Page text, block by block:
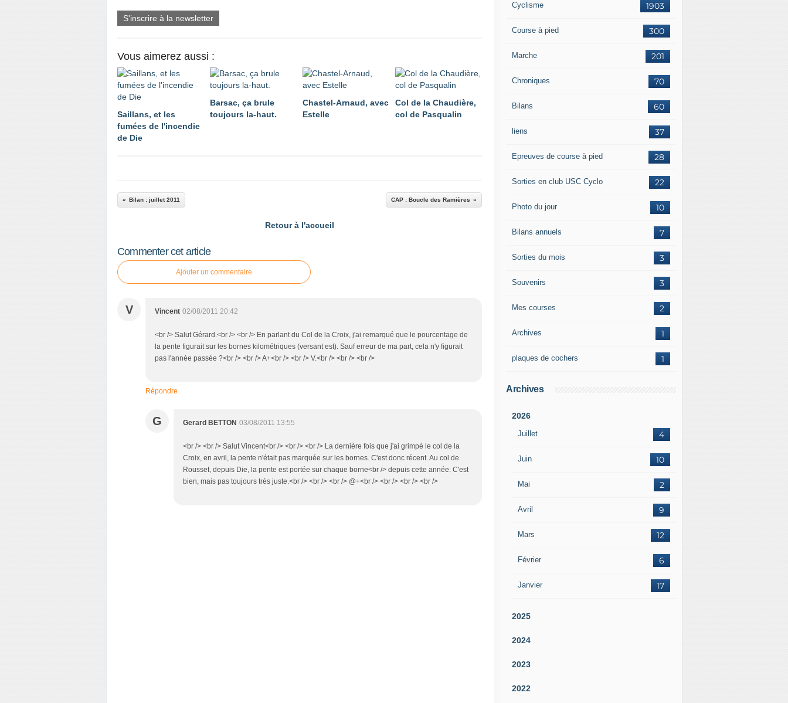
S'inscrire à la newsletter
Vous aimerez aussi :
Saillans, et les
fumées de l'incendie
de Die
Barsac, ça brule
toujours la-haut.
Chastel-Arnaud, avec
Estelle
Col de la Chaudière,
col de Pasqualin
Bilan : juillet 2011 CAP : Boucle des Ramières
Retour à l'accueil
Commenter cet article
Ajouter un commentaire
V Vincent 02/08/2011 20:42
<br /> Salut Gérard.<br /> <br /> En parlant du Col de la Croix, j'ai remarqué que le pourcentage de
la pente figurait sur les bornes kilométriques (versant est). Sauf erreur de ma part, cela n'y figurait
pas l'année passée ?<br /> <br /> A+<br /> <br /> V.<br /> <br /> <br />
Répondre
G Gerard BETTON 03/08/2011 13:55
<br /> <br /> Salut Vincent<br /> <br /> <br /> La dernière fois que j'ai grimpé le col de la
Croix, en avril, la pente n'était pas marquée sur les bornes. C'est donc récent. Au col de
Rousset, depuis Die, la pente est portée sur chaque borne<br /> depuis cette année. C'est
bien, mais pas toujours très juste.<br /> <br /> <br /> @+<br /> <br /> <br /> <br />
1903
Cyclisme
300
Course à pied
201
Marche
70
Chroniques
60
Bilans
37
liens
28
Epreuves de course à pied
22
Sorties en club USC Cyclo
10
Photo du jour
7
Bilans annuels
3
Sorties du mois
3
Souvenirs
2
Mes courses
1
Archives
1
plaques de cochers
Archives
2026
Juillet 4
Juin 10
Mai 2
Avril 9
Mars 12
Février 6
Janvier 17
2025
2024
2023
2022